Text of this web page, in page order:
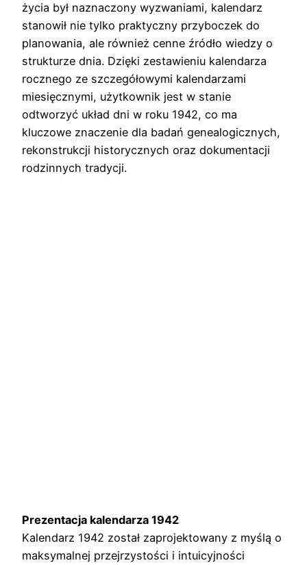
życia był naznaczony wyzwaniami, kalendarz
stanowił nie tylko praktyczny przyboczek do
planowania, ale również cenne źródło wiedzy o
strukturze dnia. Dzięki zestawieniu kalendarza
rocznego ze szczegółowymi kalendarzami
miesięcznymi, użytkownik jest w stanie
odtworzyć układ dni w roku 1942, co ma
kluczowe znaczenie dla badań genealogicznych,
rekonstrukcji historycznych oraz dokumentacji
rodzinnych tradycji.
Prezentacja kalendarza 1942
Kalendarz 1942 został zaprojektowany z myślą o
maksymalnej przejrzystości i intuicyjności